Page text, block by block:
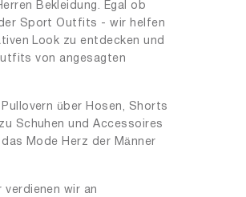
Bekleidung. Egal ob
Sport Outfits - wir helfen
Look zu entdecken und
von angesagten
über Hosen, Shorts
Schuhen und Accessoires
Mode Herz der Männer
verdienen wir an